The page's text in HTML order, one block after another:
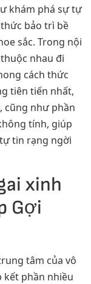
khám phá sự tự
bảo trì bề
sắc. Trong nội
nhau đi
cách thức
tiên tiến nhất,
cũng như phần
tính, giúp
tin rạng ngời
xinh
Gợi
tâm của vô
kết phần nhiều